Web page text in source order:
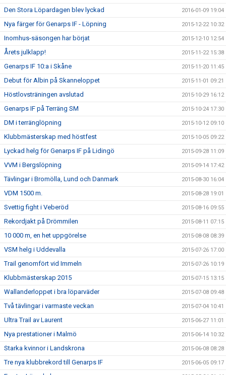
Den Stora Löpardagen blev lyckad 2016-01-09 19:04
Nya färger för Genarps IF - Löpning 2015-12-22 10:32
Inomhus-säsongen har börjat 2015-12-10 12:54
Årets julklapp! 2015-11-22 15:38
Genarps IF 10:a i Skåne 2015-11-20 11:45
Debut för Albin på Skanneloppet 2015-11-01 09:21
Höstlovsträningen avslutad 2015-10-29 16:12
Genarps IF på Terräng SM 2015-10-24 17:30
DM i terränglöpning 2015-10-12 09:10
Klubbmästerskap med höstfest 2015-10-05 09:22
Lyckad helg för Genarps IF på Lidingö 2015-09-28 11:09
VVM i Bergslöpning 2015-09-14 17:42
Tävlingar i Bromölla, Lund och Danmark 2015-08-30 16:04
VDM 1500 m. 2015-08-28 19:01
Svettig fight i Veberöd 2015-08-16 09:55
Rekordjakt på Drömmilen 2015-08-11 07:15
10 000 m, en het uppgörelse 2015-08-08 08:39
VSM helg i Uddevalla 2015-07-26 17:00
Trail genomfört vid Immeln 2015-07-26 10:19
Klubbmästerskap 2015 2015-07-15 13:15
Wallanderloppet i bra löparväder 2015-07-08 09:48
Två tävlingar i varmaste veckan 2015-07-04 10:41
Ultra Trail av Laurent 2015-06-27 11:01
Nya prestationer i Malmö 2015-06-14 10:32
Starka kvinnor i Landskrona 2015-06-08 08:28
Tre nya klubbrekord till Genarps IF 2015-06-05 09:17